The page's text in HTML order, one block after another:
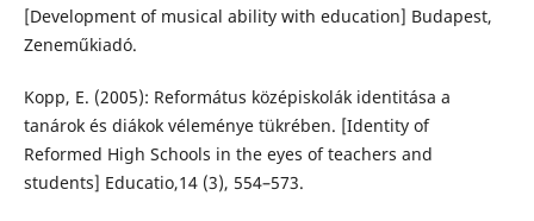
[Development of musical ability with education] Budapest,
Zeneműkiadó.
Kopp, E. (2005): Református középiskolák identitása a
tanárok és diákok véleménye tükrében. [Identity of
Reformed High Schools in the eyes of teachers and
students] Educatio,14 (3), 554–573.